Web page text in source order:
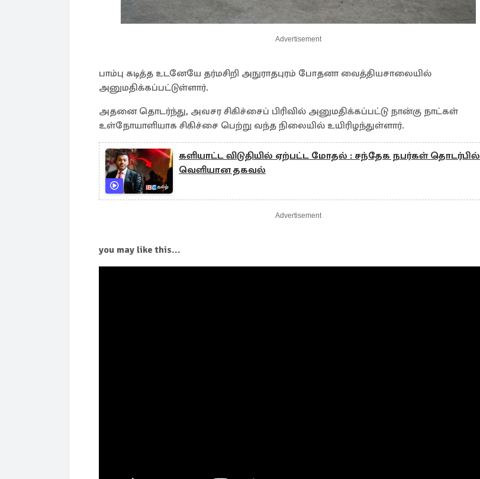
Advertisement
பாம்பு கடித்த உடனேயே தர்மசிறி அநுராதபுரம் போதனா வைத்தியசாலையில்
அனுமதிக்கப்பட்டுள்ளார்.
அதனை தொடர்ந்து, அவசர சிகிச்சைப் பிரிவில் அனுமதிக்கப்பட்டு நான்கு நாட்கள்
உள்நோயாளியாக சிகிச்சை பெற்று வந்த நிலையில் உயிரிழந்துள்ளார்.
களியாட்ட விடுதியில் ஏற்பட்ட மோதல் : சந்தேக நபர்கள் தொடர்பில்
வெளியான தகவல்
Advertisement
you may like this...